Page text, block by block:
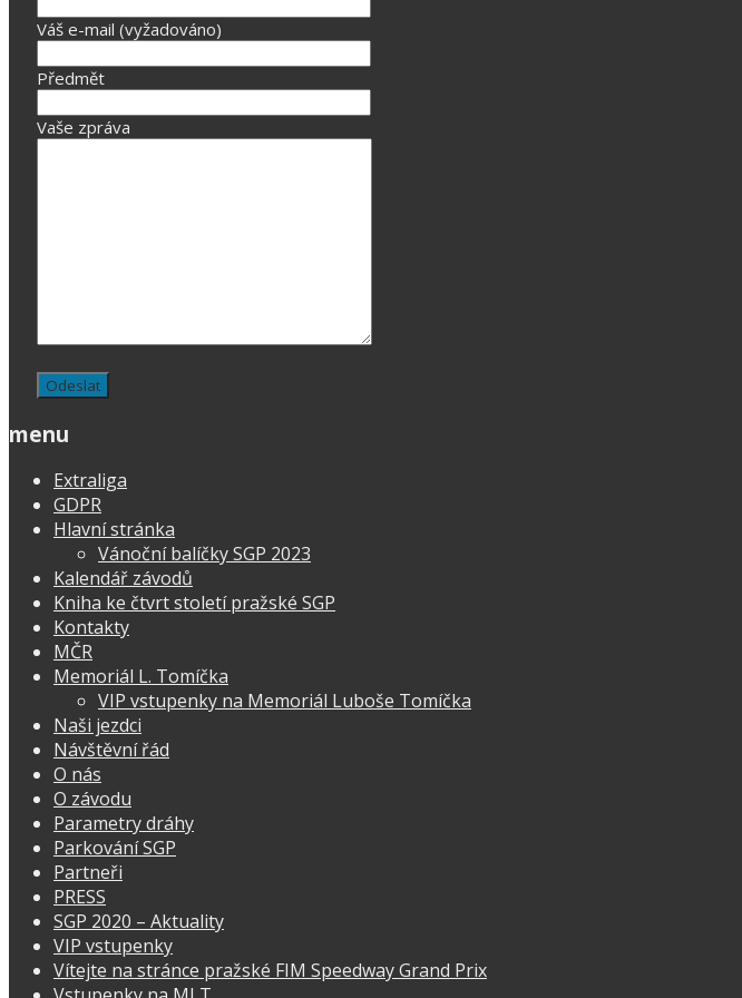
Váš e-mail (vyžadováno)
Předmět
Vaše zpráva
menu
Extraliga
GDPR
Hlavní stránka
Vánoční balíčky SGP 2023
Kalendář závodů
Kniha ke čtvrt století pražské SGP
Kontakty
MČR
Memoriál L. Tomíčka
VIP vstupenky na Memoriál Luboše Tomíčka
Naši jezdci
Návštěvní řád
O nás
O závodu
Parametry dráhy
Parkování SGP
Partneři
PRESS
SGP 2020 – Aktuality
VIP vstupenky
Vítejte na stránce pražské FIM Speedway Grand Prix